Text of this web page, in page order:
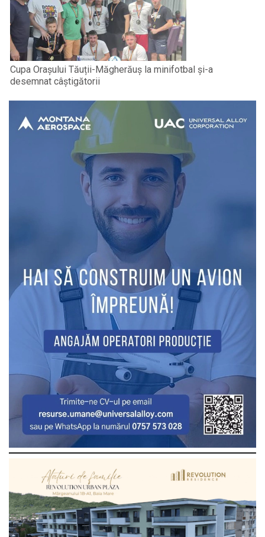
Cupa Orașului Tăuții-Măgherăuș la minifotbal și-a
desemnat câștigătorii